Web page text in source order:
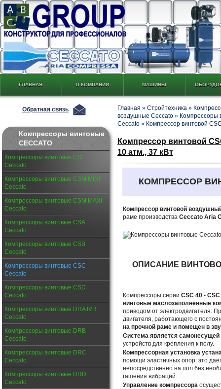
ГЛАВНАЯ О КОМПАНИИ МАШИНЫ
Обратная связь
Компрессоры винтовые
CECCATO
Компрессоры винтовые CSL
Ceccato
Компрессоры винтовые CSM MINI
Ceccato
Компрессоры винтовые CSM MAXI
Ceccato
Компрессоры винтовые CSA
Ceccato
Компрессоры винтовые CSB
Ceccato
Компрессоры винтовые CSC
Ceccato
Компрессоры винтовые CSD
Ceccato
Компрессоры винтовые DRA IVR
Ceccato
Компрессоры винтовые DRB
Ceccato
Компрессоры винтовые DRC
Ceccato
Компрессоры винтовые DRD
Ceccato
Главная » Стройтехника »
воздушные Ceccato » Компрессоры
Ceccato » Компрессор винтовой
Компрессор винтовой
10 атм., 37 кВт
КОМПРЕССОР
Компрессор винтовой
раме производства Ceccato Aria
ОПИСАНИЕ
Компрессоры серии CSC 40 -
винтовые маслозаполненные
приводом от электродвигателя.
двигателя, работающего с
на прочной раме и помещен в
Система является самонесущей
устройств для крепления к полу.
Компрессорная установка
помощи эластичных опор: это
непосредственно на пол без
гашения вибраций.
Управление компрессора